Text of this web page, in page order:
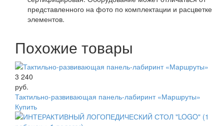
представленного на фото по комплектации и расцветке
элементов.
Похожие товары
3 240
руб.
Тактильно-развивающая панель-лабиринт «Маршруты»
Купить